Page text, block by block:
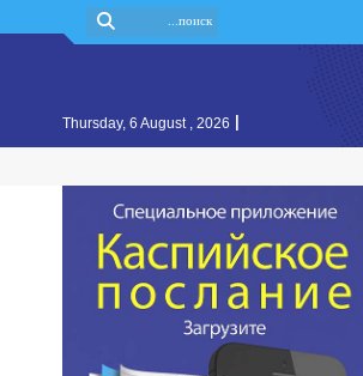
|
Thursday, 6 August , 2026